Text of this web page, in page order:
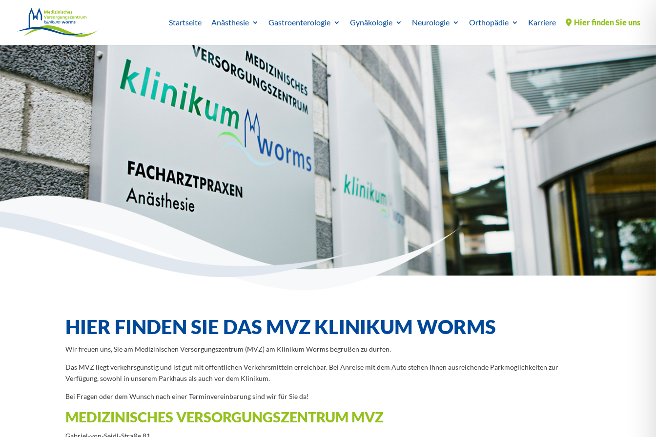
Startseite Anästhesie Gastroenterologie Gynäkologie Neurologie Orthopädie Karriere Hier finden Sie uns
HIER FINDEN SIE DAS MVZ KLINIKUM WORMS
Wir freuen uns, Sie am Medizinischen Versorgungszentrum (MVZ) am Klinikum Worms begrüßen zu dürfen.
Das MVZ liegt verkehrsgünstig und ist gut mit öffentlichen Verkehrsmitteln erreichbar. Bei Anreise mit dem Auto stehen Ihnen ausreichende Parkmöglichkeiten zur
Verfügung, sowohl in unserem Parkhaus als auch vor dem Klinikum.
Bei Fragen oder dem Wunsch nach einer Terminvereinbarung sind wir für Sie da!
MEDIZINISCHES VERSORGUNGSZENTRUM MVZ